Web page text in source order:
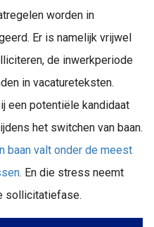
worden in
Er is namelijk vrijwel
de inwerkperiode
in vacatureteksten.
een potentiële kandidaat
het switchen van baan.
baan valt onder de meest
En die stress neemt
sollicitatiefase.